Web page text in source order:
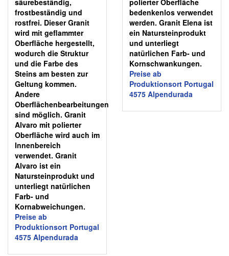
säurebeständig,
frostbeständig und
rostfrei. Dieser Granit
wird mit geflammter
Oberfläche hergestellt,
wodurch die Struktur
und die Farbe des
Steins am besten zur
Geltung kommen.
Andere
Oberflächenbearbeitungen
sind möglich. Granit
Alvaro mit polierter
Oberfläche wird auch im
Innenbereich
verwendet. Granit
Alvaro ist ein
Natursteinprodukt und
unterliegt natürlichen
Farb- und
Kornabweichungen.
Preise ab
Produktionsort Portugal
4575 Alpendurada
polierter Oberfläche
bedenkenlos verwendet
werden. Granit Elena ist
ein Natursteinprodukt
und unterliegt
natürlichen Farb- und
Kornschwankungen.
Preise ab
Produktionsort Portugal
4575 Alpendurada